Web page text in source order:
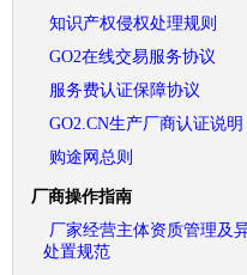
知识产权侵权处理规则
GO2在线交易服务协议
服务费认证保障协议
GO2.CN生产厂商认证说明
购途网总则
厂商操作指南
厂家经营主体资质管理及
处置规范